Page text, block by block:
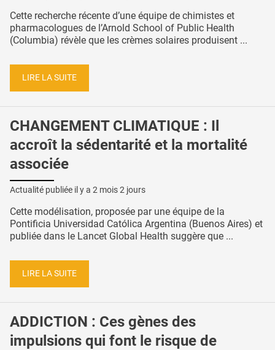
Cette recherche récente d’une équipe de chimistes et
pharmacologues de l’Arnold School of Public Health
(Columbia) révèle que les crèmes solaires produisent ...
LIRE LA SUITE
CHANGEMENT CLIMATIQUE : Il
accroît la sédentarité et la mortalité
associée
Actualité publiée il y a 2 mois 2 jours
Cette modélisation, proposée par une équipe de la
Pontificia Universidad Católica Argentina (Buenos Aires) et
publiée dans le Lancet Global Health suggère que ...
LIRE LA SUITE
ADDICTION : Ces gènes des
impulsions qui font le risque de